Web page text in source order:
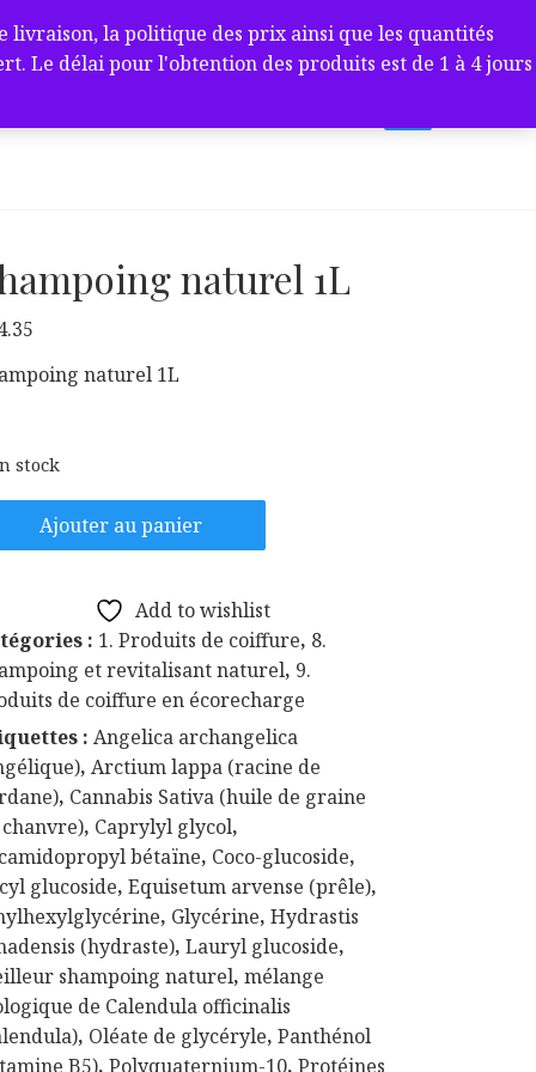
livraison, la politique des prix ainsi que les quantités
Le délai pour l'obtention des produits est de 1 à 4 jours
naturel 1L
naturel 1L
stock
Ajouter au panier
Add to wishlist
: 1. Produits de coiffure, 8.
et revitalisant naturel, 9.
de coiffure en écorecharge
:Angelica archangelica
,Arctium lappa (racine de
, Cannabis Sativa (huile de graine
, Caprylyl glycol,
bétaïne, Coco-glucoside,
glucoside,Equisetum arvense (prêle),
, Glycérine,Hydrastis
(hydraste),Lauryl glucoside,
shampoing naturel,mélange
de Calendula officinalis
, Oléate de glycéryle,Panthénol
B5),Polyquaternium-10,Protéines